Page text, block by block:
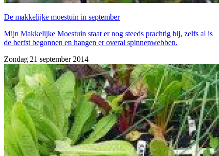
De makkelijke moestuin in september
Mijn Makkelijke Moestuin staat er nog steeds prachtig bij, zelfs al is
de herfst begonnen en hangen er overal spinnenwebben.
Zondag 21 september 2014